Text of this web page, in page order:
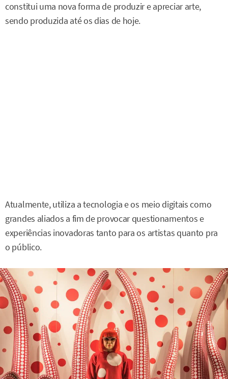
constitui uma nova forma de produzir e apreciar arte,
sendo produzida até os dias de hoje.
Atualmente, utiliza a tecnologia e os meio digitais como
grandes aliados a fim de provocar questionamentos e
experiências inovadoras tanto para os artistas quanto pra
o público.